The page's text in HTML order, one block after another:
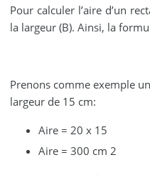
Pour calculer l’aire d’un
la largeur (B). Ainsi, la
Prenons comme exemple
largeur de 15 cm:
Aire = 20 x 15
Aire = 300 cm 2